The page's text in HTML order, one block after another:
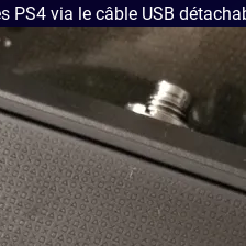
PS4 via le câble USB